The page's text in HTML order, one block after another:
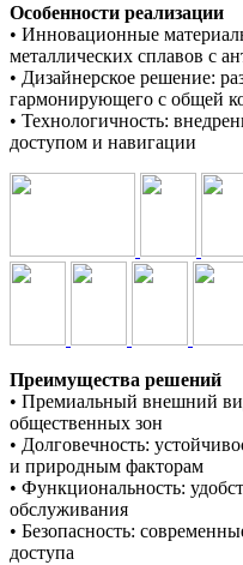
Особенности реализации
• Инновационные
металлических сплавов с
• Дизайнерское решение:
гармонирующего с общей
• Технологичность:
доступом и навигации
Преимущества решений
• Премиальный внешний
общественных зон
• Долговечность:
и природным факторам
• Функциональность:
обслуживания
• Безопасность:
доступа